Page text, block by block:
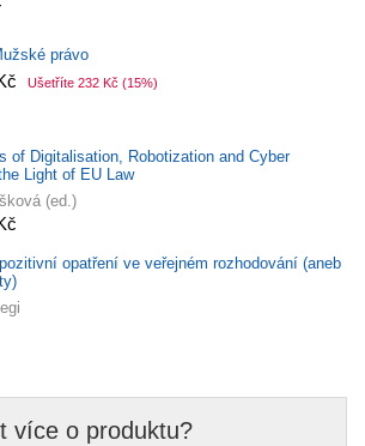
právo
Ušetříte 232 Kč (15%)
of Digitalisation, Robotization and Cyber
Light of EU Law
(ed.)
opatření ve veřejném rozhodování (aneb
více o produktu?